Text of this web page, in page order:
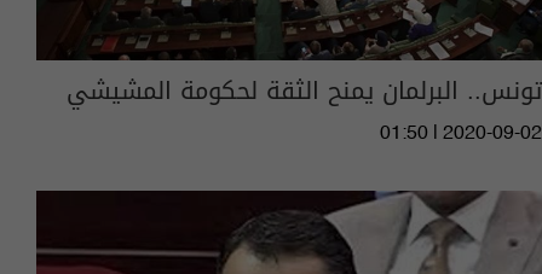
تونس.. البرلمان يمنح الثقة لحكومة المشيشي
01:50 | 2020-09-02